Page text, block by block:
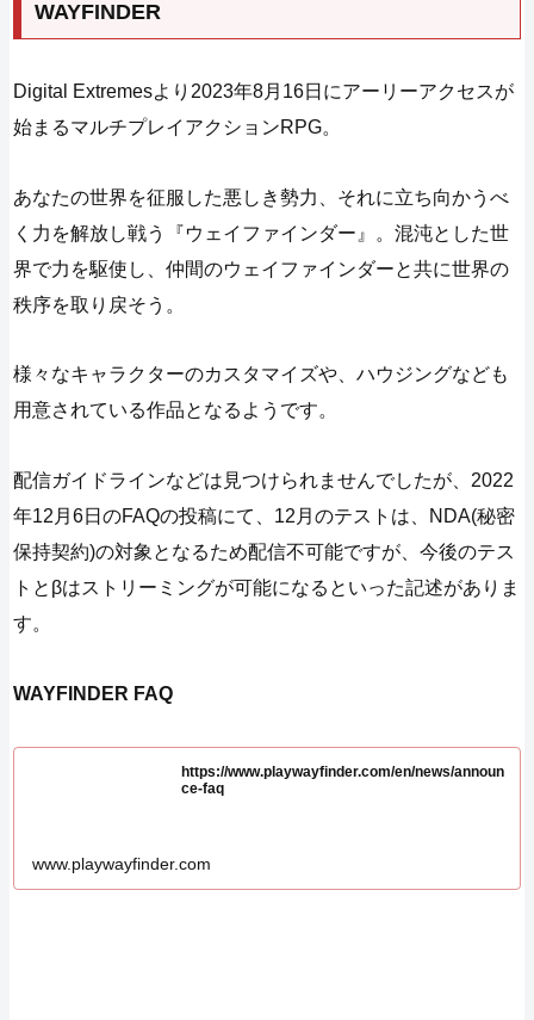
WAYFINDER
Digital Extremesより2023年8月16日にアーリーアクセスが
始まるマルチプレイアクションRPG。
あなたの世界を征服した悪しき勢力、それに立ち向かうべ
く力を解放し戦う『ウェイファインダー』。混沌とした世
界で力を駆使し、仲間のウェイファインダーと共に世界の
秩序を取り戻そう。
様々なキャラクターのカスタマイズや、ハウジングなども
用意されている作品となるようです。
配信ガイドラインなどは見つけられませんでしたが、2022
年12月6日のFAQの投稿にて、12月のテストは、NDA(秘密
保持契約)の対象となるため配信不可能ですが、今後のテス
トとβはストリーミングが可能になるといった記述がありま
す。
WAYFINDER FAQ
https://www.playwayfinder.com/en/news/announ
ce-faq
www.playwayfinder.com